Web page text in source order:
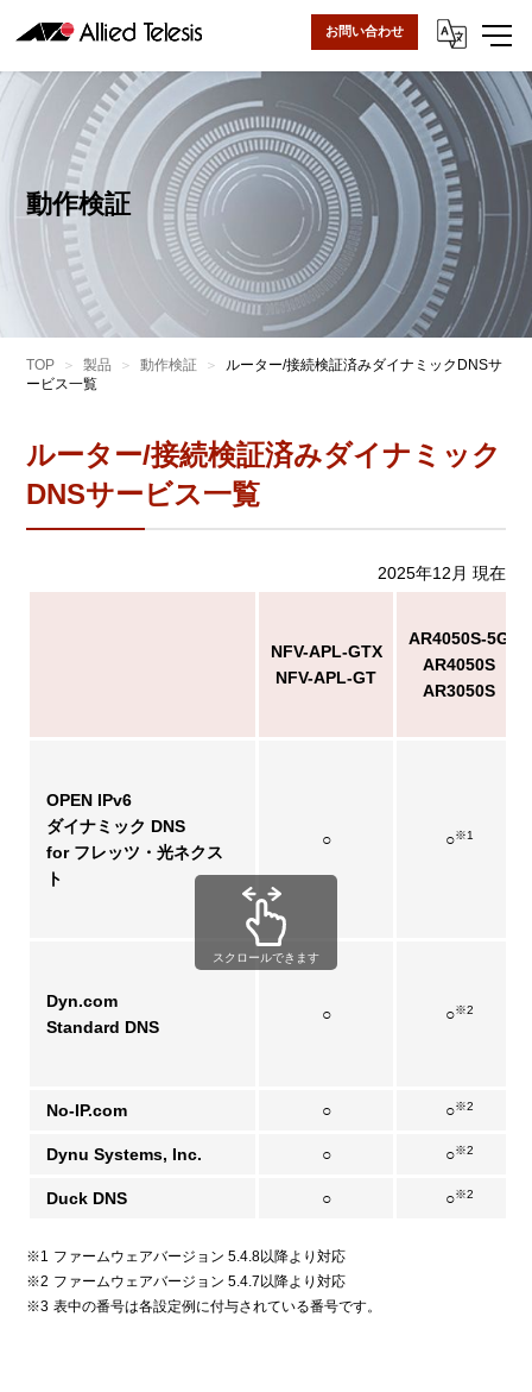
お問い合わせ
動作検証
TOP 製品 動作検証
ルーター/接続検証済みダイナミックDNSサ
ービス一覧
ルーター/接続検証済みダイナミック
DNSサービス一覧
2025年12月 現在
NFV-APL-GTX
NFV-APL-GT
AR4050S-5G
AR4050S
AR3050S
OPEN IPv6
ダイナミック DNS
for フレッツ・光ネクス
ト
○ ○※1
Dyn.com
Standard DNS
○ ○※2
No-IP.com ○ ○※2
Dynu Systems, Inc. ○ ○※2
Duck DNS ○ ○※2
スクロールできます
ファームウェアバージョン 5.4.8以降より対応
ファームウェアバージョン 5.4.7以降より対応
表中の番号は各設定例に付与されている番号です。